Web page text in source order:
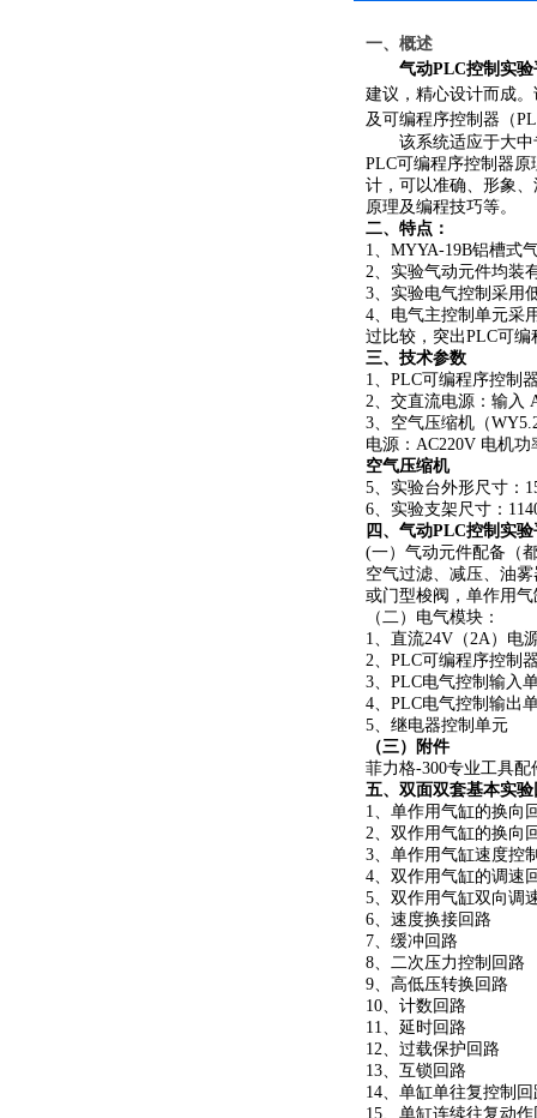
一、概述
气动PLC控制实验
建议，精心设计而成
及可编程序控制器（
该系统适应于大
PLC可编程序控制器
计，可以准确、形象
原理及编程技巧等。
二、特点：
1、MYYA-19B铝槽式
2、实验气动元件均装
3、实验电气控制采用
4、电气主控制单元采
过比较，突出PLC可
三、技术参数
1、PLC可编程序控制
2、交直流电源：输入
3、空气压缩机（
电源： AC220V 电机功
空气压缩机
5、实验台外形尺寸：
6、实验支架尺寸：
四、 气动PLC控制实验
(一）气动元件配备（
空气过滤、减压、油
或门型梭阀，单作用
（二）电气模块：
1、直流24V（2A）电
2、PLC可编程序控制
3、PLC电气控制输入
4、PLC电气控制输出
5、继电器控制单元
（三）附件
菲力格-300专业工具配
五、双面双套基本实验
1、单作用气缸的换向
2、双作用气缸的换向
3、单作用气缸速度控
4、双作用气缸的调速
5、双作用气缸双向调
6、速度换接回路
7、缓冲回路
8、二次压力控制回路
9、高低压转换回路
10、计数回路
11、延时回路
12、过载保护回路
13、互锁回路
14、单缸单往复控制回
15、单缸连续往复动作